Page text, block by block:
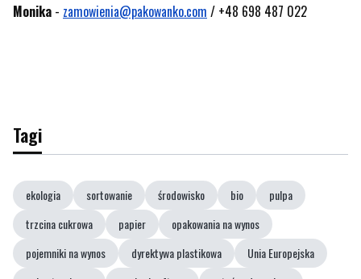
Monika - zamowienia@pakowanko.com / +48 698 487 022
Tagi
ekologia sortowanie środowisko bio
pulpa
trzcina cukrowa
papier
opakowania na wynos
pojemniki na wynos
dyrektywa plastikowa
Unia Europejska